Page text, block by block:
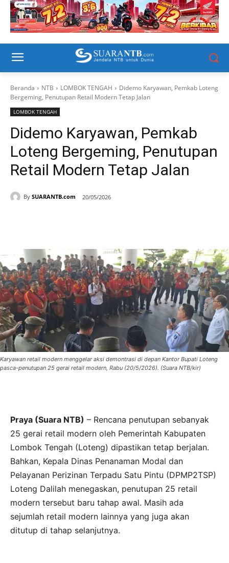
Beranda NTB LOMBOK TENGAH
Didemo Karyawan, Pemkab Loteng
Bergeming, Penutupan Retail Modern Tetap Jalan
LOMBOK TENGAH
Didemo Karyawan, Pemkab
Loteng Bergeming, Penutupan
Retail Modern Tetap Jalan
By SUARANTB.com 20/05/2026
Karyawan retail modern menggelar aksi demontrasi di depan Kantor Bupati Loteng
pasca-penutupan 25 gerai retail modern, Rabu (20/5/2026). (Suara NTB/kir)
Praya (Suara NTB) – Rencana penutupan sebanyak
25 gerai retail modern oleh Pemerintah Kabupaten
Lombok Tengah (Loteng) dipastikan tetap berjalan.
Bahkan, Kepala Dinas Penanaman Modal dan
Pelayanan Perizinan Terpadu Satu Pintu (DPMP2TSP)
Loteng Dalilah menegaskan, penutupan 25 retail
modern tersebut baru tahap awal. Masih ada
sejumlah retail modern lainnya yang juga akan
ditutup di tahap selanjutnya.